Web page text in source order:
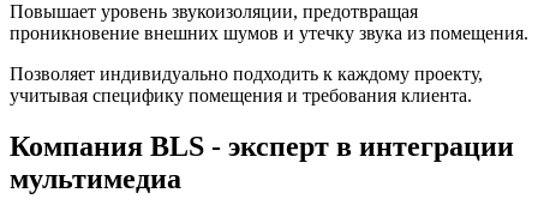
Повышает уровень звукоизоляции, предотвращая
проникновение внешних шумов и утечку звука из помещения.
Позволяет индивидуально подходить к каждому проекту,
учитывая специфику помещения и требования клиента.
Компания BLS - эксперт в интеграции
мультимедиа